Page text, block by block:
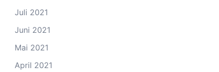
Juli 2021
Juni 2021
Mai 2021
April 2021